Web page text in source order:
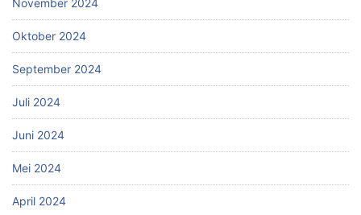
Oktober 2024
September 2024
Juli 2024
Juni 2024
Mei 2024
April 2024